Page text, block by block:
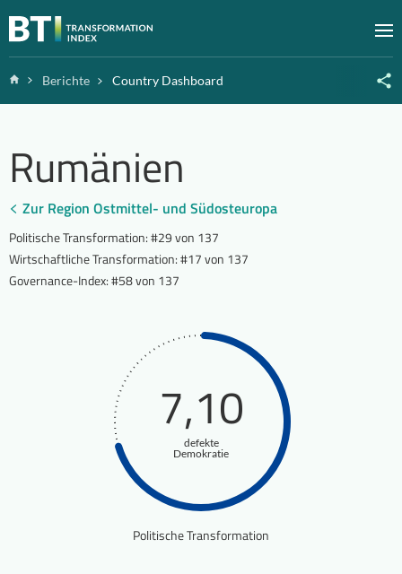
Zum Inhalt springen
HomeBerichte Country Dashboard
Rumänien
Zur Region Ostmittel- und Südosteuropa
Politische Transformation:#29 von 137
Wirtschaftliche Transformation:#17 von 137
Governance-Index:#58 von 137
7,10
defekte
Demokratie
Politische Transformation